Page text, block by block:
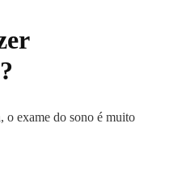
o exame do sono é muito